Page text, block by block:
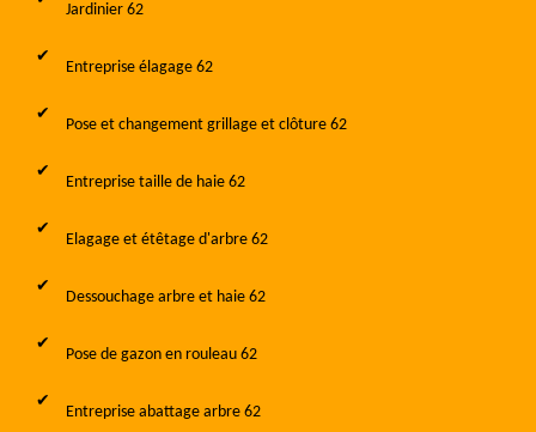
Jardinier 62
Entreprise élagage 62
Pose et changement grillage et clôture 62
Entreprise taille de haie 62
Elagage et étêtage d'arbre 62
Dessouchage arbre et haie 62
Pose de gazon en rouleau 62
Entreprise abattage arbre 62